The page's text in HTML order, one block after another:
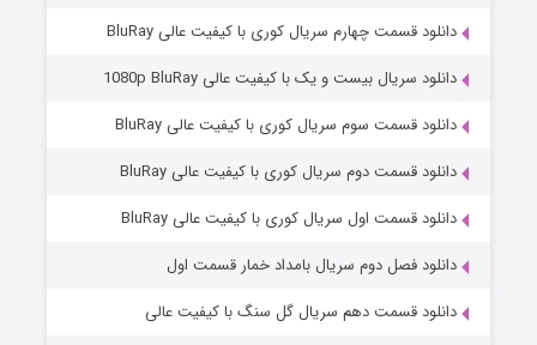
مردگان متحرک: شهر مرده ۳
قسمت۲ (زیرنویس) منتشر شد
دانلود قسمت چهارم سریال کوری با کیفیت عالی BluRay
دانلود سریال بیست و یک با کیفیت عالی 1080p BluRay
دانلود قسمت سوم سریال کوری با کیفیت عالی BluRay
دانلود قسمت دوم سریال کوری با کیفیت عالی BluRay
دانلود قسمت اول سریال کوری با کیفیت عالی BluRay
دانلود فصل دوم سریال بامداد خمار قسمت اول
دانلود قسمت دهم سریال گل سنگ با کیفیت عالی